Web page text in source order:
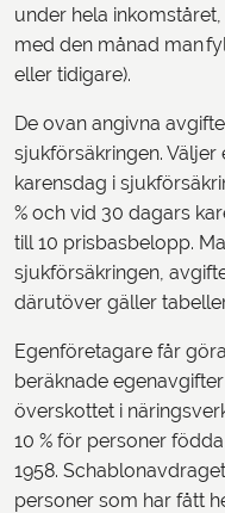
under hela
med den månad man
eller tidigare).
De ovan angivna
sjukförsäkringen.
karensdag i
% och vid 30 dagars
till 10 prisbasbelopp.
sjukförsäkringen,
därutöver gäller
Egenföretagare får
beräknade
överskottet i
10 % för personer
1958.
personer som har fått